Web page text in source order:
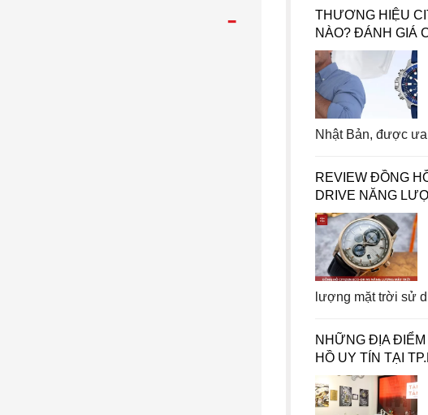
-
THƯƠNG HIỆU
NÀO? ĐÁNH GIÁ
Nhật Bản, được ưa
REVIEW ĐỒNG
DRIVE NĂNG
lượng mặt trời sử
NHỮNG ĐỊA
HỒ UY TÍN TẠI